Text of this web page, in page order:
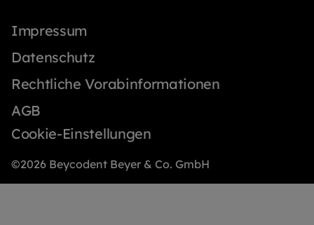
Impressum
Datenschutz
Rechtliche Vorabinformationen
AGB
Cookie-Einstellungen
©2026 Beycodent Beyer & Co. GmbH